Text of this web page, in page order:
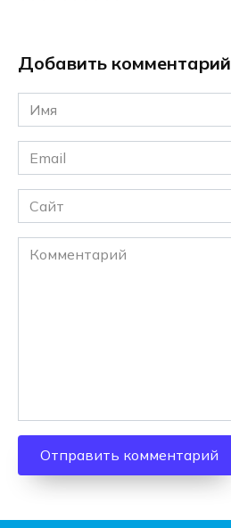
Добавить комментарий
Имя
*
Email
*
Сайт
Комментарий